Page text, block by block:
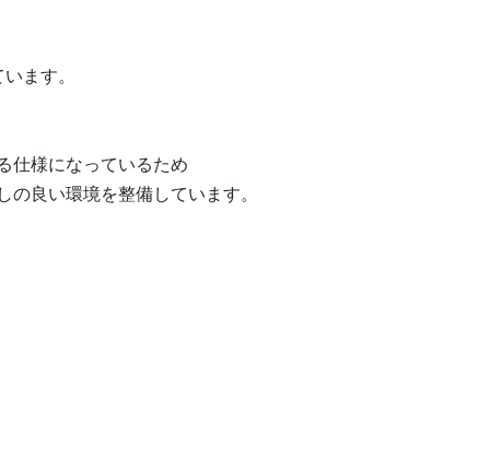
ます。
仕様になっているため
良い環境を整備しています。